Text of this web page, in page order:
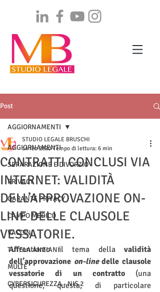
Post
AGGIORNAMENTI
SEPARAZIONE E DIVORZIO
PRIVACY
GARANTE PRIVACY
CAMPO MEDICO
VACCINI
TUTELA ANZIANI
MULTE
CYBERSICUREZZA - NIS 2
AGGIORNAMENTI
CONTRATTI CONCLUSI VIA
INTERNET: VALIDITÀ
DELL’APPROVAZIONE ON-
LINE DELLE CLAUSOLE
VESSATORIE.
STUDIO LEGALE BRUSCHI
14 feb 2020 Tempo di lettura: 6 min
Affrontiamo il tema della validità
dell’approvazione on-line delle clausole
vessatorie di un contratto (una
questione, questa, di particolare